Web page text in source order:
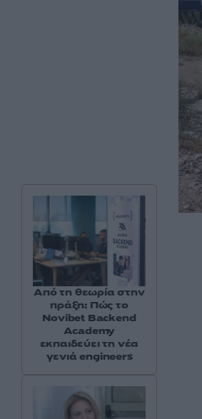
Από τη θεωρία στην
πράξη: Πώς το
Novibet Backend
Academy
εκπαιδεύει τη νέα
γενιά engineers